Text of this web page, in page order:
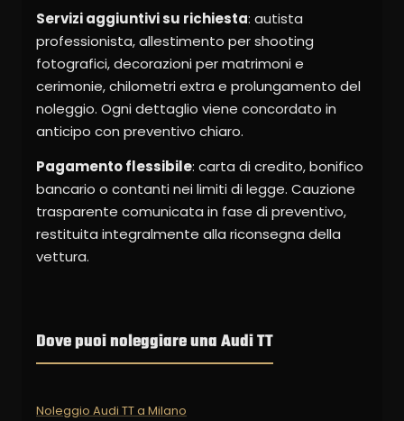
Servizi aggiuntivi su richiesta: autista
professionista, allestimento per shooting
fotografici, decorazioni per matrimoni e
cerimonie, chilometri extra e prolungamento del
noleggio. Ogni dettaglio viene concordato in
anticipo con preventivo chiaro.
Pagamento flessibile: carta di credito, bonifico
bancario o contanti nei limiti di legge. Cauzione
trasparente comunicata in fase di preventivo,
restituita integralmente alla riconsegna della
vettura.
Dove puoi noleggiare una Audi TT
Noleggio Audi TT a Milano